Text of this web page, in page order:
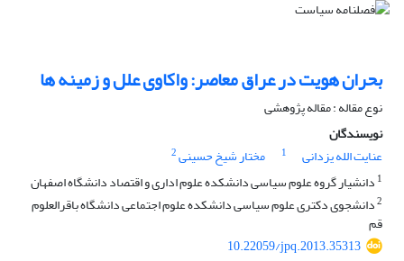
بحران هویت در عراق معاصر: واکاوی علل و زمینه ها
نوع مقاله : مقاله پژوهشی
نویسندگان
عنایت الله یزدانی
1 مختار شیخ حسینی2
1 دانشیار گروه علوم سیاسی دانشکده علوم اداری و اقتصاد دانشگاه اصفهان
2دانشجوی دکتری علوم سیاسی دانشکده علوم اجتماعی دانشگاه باقرالعلوم
قم
10.22059/jpq.2013.35313